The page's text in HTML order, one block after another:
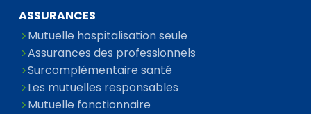
ASSURANCES
Mutuelle hospitalisation seule
Assurances des professionnels
Surcomplémentaire santé
Les mutuelles responsables
Mutuelle fonctionnaire